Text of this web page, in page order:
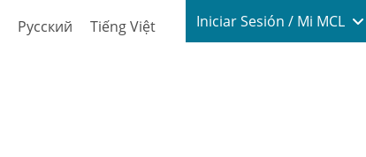
Русский Tiếng Việt Login / My
Iniciar Sesión / Mi MCL